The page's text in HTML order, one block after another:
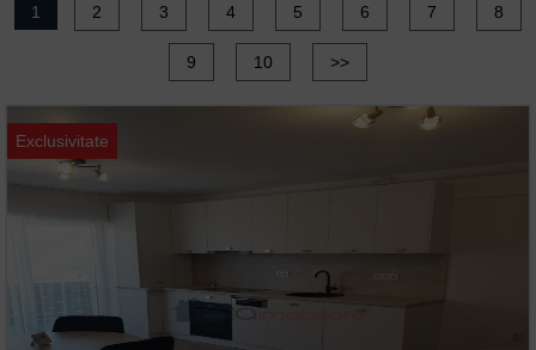
1 2 3 4 5 6 7 8
9 10 >>
Exclusivitate